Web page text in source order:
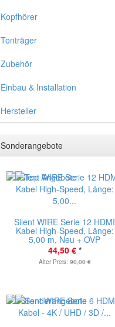
Kopfhörer
Tonträger
Zubehör
Einbau & Installation
Hersteller
Sonderangebote
Silent WIRE Serie 12 HDMI
Kabel High-Speed, Länge:
5,00 m, Neu + OVP
44,50 € *
Alter Preis:90,00 €